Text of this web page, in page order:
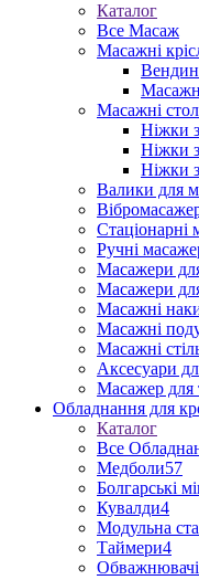
Каталог
Все Масаж
Масажні
Масажні
Ніжки
Ніжки
Ніжки
Валики для
Стаціонарні
Ручні
Масажери
Масажери
Масажні
Масажні
Масажні
Аксесуари
Масажер для
Обладнання для
Каталог
Все
Медболи57
Болгарські
Кувалди4
Модульна
Таймери4
Обважнювачі